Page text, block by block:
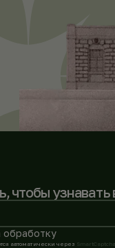
чтобы узнавать
обработку
автоматически через SmartCaptcha